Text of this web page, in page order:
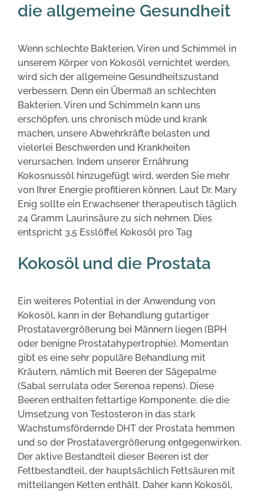
die allgemeine Gesundheit
Wenn schlechte Bakterien, Viren und Schimmel in
unserem Körper von Kokosöl vernichtet werden,
wird sich der allgemeine Gesundheitszustand
verbessern. Denn ein Übermaß an schlechten
Bakterien, Viren und Schimmeln kann uns
erschöpfen, uns chronisch müde und krank
machen, unsere Abwehrkräfte belasten und
vielerlei Beschwerden und Krankheiten
verursachen. Indem unserer Ernährung
Kokosnussöl hinzugefügt wird, werden Sie mehr
von Ihrer Energie profitieren können. Laut Dr. Mary
Enig sollte ein Erwachsener therapeutisch täglich
24 Gramm Laurinsäure zu sich nehmen. Dies
entspricht 3,5 Esslöffel Kokosöl pro Tag
Kokosöl und die Prostata
Ein weiteres Potential in der Anwendung von
Kokosöl, kann in der Behandlung gutartiger
Prostatavergrößerung bei Männern liegen (BPH
oder benigne Prostatahypertrophie). Momentan
gibt es eine sehr populäre Behandlung mit
Kräutern, nämlich mit Beeren der Sägepalme
(Sabal serrulata oder Serenoa repens). Diese
Beeren enthalten fettartige Komponente, die die
Umsetzung von Testosteron in das stark
Wachstumsfördernde DHT der Prostata hemmen
und so der Prostatavergrößerung entgegenwirken.
Der aktive Bestandteil dieser Beeren ist der
Fettbestandteil, der hauptsächlich Fettsäuren mit
mittellangen Ketten enthält. Daher kann Kokosöl,